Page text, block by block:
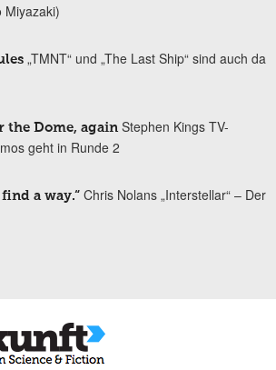
Miyazaki)
„TMNT“ und „The Last Ship“ sind auch da
the Dome, again Stephen Kings TV-
geht in Runde 2
find a way.“ Chris Nolans „Interstellar“ – Der